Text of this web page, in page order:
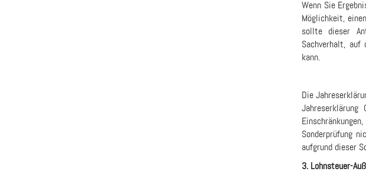
Wenn Sie
Möglichkeit,
sollte dieser
Sachverhalt,
kann.
Die
Jahreserklärung
Sonderprüfung
aufgrund dieser
3. Lohnsteuer-